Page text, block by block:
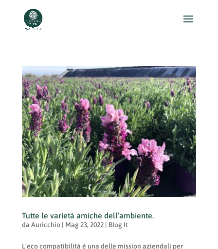
Tutte le varietà amiche dell’ambiente.
da Auricchio| Mag 23, 2022| Blog It
L’eco compatibilità è una delle mission aziendali per